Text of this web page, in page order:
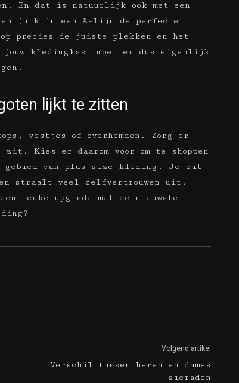
En dat is natuurlijk ook met een
jurk in een A-lijn de perfecte
precies de juiste plekken en het
jouw kledingkast moet er dus eigenlijk
lijkt te zitten
vestjes of overhemden. Zorg er
Kies er daarom voor om te shoppen
gebied van plus size kleding. Je zit
straalt veel zelfvertrouwen uit.
leuke upgrade met de nieuwste
Volgend artikel
Verschil tussen heren en dames
sieraden